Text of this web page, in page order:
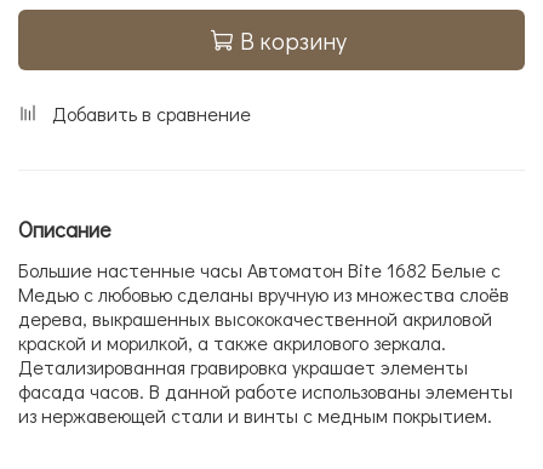
В корзину
Добавить в сравнение
Описание
Большие настенные часы Автоматон Bite 1682 Белые с
Медью с любовью сделаны вручную из множества слоёв
дерева, выкрашенных высококачественной акриловой
краской и морилкой, а также акрилового зеркала.
Детализированная гравировка украшает элементы
фасада часов. В данной работе использованы элементы
из нержавеющей стали и винты с медным покрытием.